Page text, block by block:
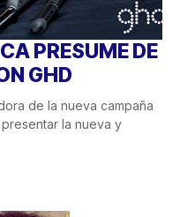
PRESUME DE
GHD
de la nueva campaña
la nueva y